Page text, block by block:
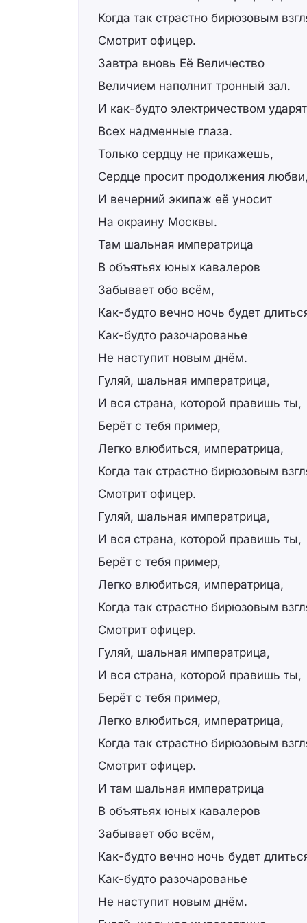
Когда так страстно бирюзовым
Смотрит офицер.
Завтра вновь Её Величество
Величием наполнит тронный зал.
И как-будто электричеством ударят
Всех надменные глаза.
Только сердцу не прикажешь,
Сердце просит продолжения любви,
И вечерний экипаж её уносит
На окраину Москвы.
Там шальная императрица
В объятьях юных кавалеров
Забывает обо всём,
Как-будто вечно ночь будет
Как-будто разочарованье
Не наступит новым днём.
Гуляй, шальная императрица,
И вся страна, которой правишь ты,
Берёт с тебя пример,
Легко влюбиться, императрица,
Когда так страстно бирюзовым
Смотрит офицер.
Гуляй, шальная императрица,
И вся страна, которой правишь ты,
Берёт с тебя пример,
Легко влюбиться, императрица,
Когда так страстно бирюзовым
Смотрит офицер.
Гуляй, шальная императрица,
И вся страна, которой правишь ты,
Берёт с тебя пример,
Легко влюбиться, императрица,
Когда так страстно бирюзовым
Смотрит офицер.
И там шальная императрица
В объятьях юных кавалеров
Забывает обо всём,
Как-будто вечно ночь будет
Как-будто разочарованье
Не наступит новым днём.